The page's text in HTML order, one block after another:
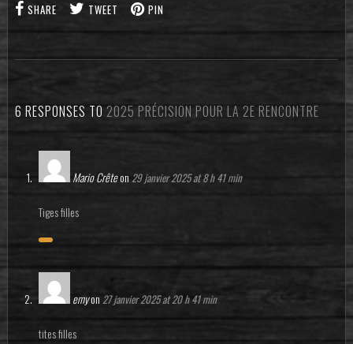
SHARE TWEET PIN
6 RESPONSES TO 2025 PRÉCISION POUR LA 2E RENCONTRE
Mario Crêteon 29 janvier 2025 at 8 h 41 min
Tiges filles
emyon 27 janvier 2025 at 20 h 41 min
tites filles